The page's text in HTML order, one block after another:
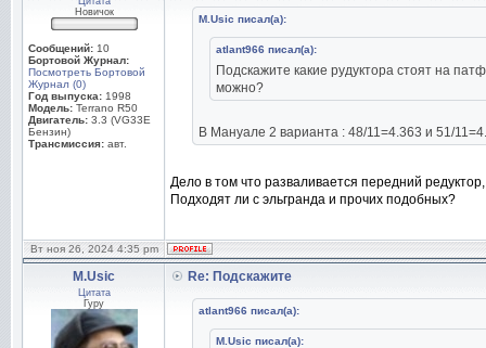
Новичок
Сообщений: 10
Бортовой Журнал:
Посмотреть Бортовой
Журнал (0)
Год выпуска: 1998
Модель: Terrano R50
Двигатель: 3.3 (VG33E
Бензин)
Трансмиссия: авт.
M.Usic писал(а):
atlant966 писал(а):
Подскажите какие рудуктора стоят на
можно?
В Мануале 2 варианта : 48/11=4.363 и 51/
Дело в том что разваливается передний
Подходят ли с эльгранда и прочих подобных?
Вт ноя 26, 2024 4:35 pm
M.Usic
Цитата
Гуру
Re: Подскажите
atlant966 писал(а):
M.Usic писал(а):